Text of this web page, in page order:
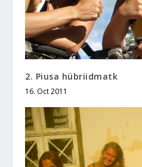
2. Piusa hübriidmatk
16. Oct 2011